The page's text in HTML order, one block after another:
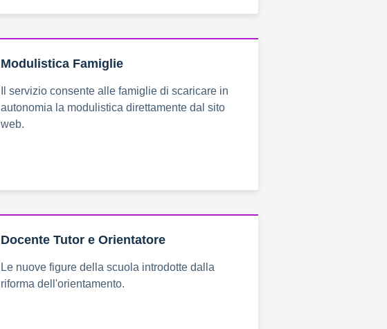
Modulistica Famiglie
Il servizio consente alle famiglie di scaricare in
autonomia la modulistica direttamente dal sito
web.
Docente Tutor e Orientatore
Le nuove figure della scuola introdotte dalla
riforma dell'orientamento.